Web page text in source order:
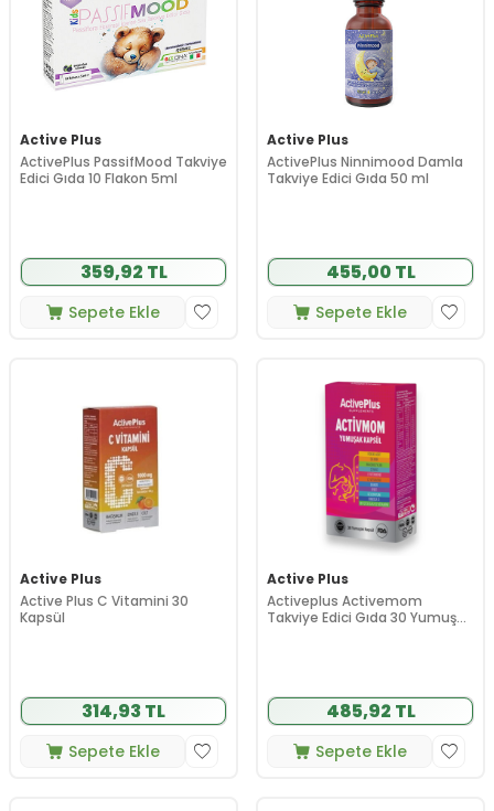
Active Plus
ActivePlus PassifMood Takviye
Edici Gıda 10 Flakon 5ml
359,92 TL
Sepete Ekle
Active Plus
ActivePlus Ninnimood Damla
Takviye Edici Gıda 50 ml
455,00 TL
Sepete Ekle
Active Plus
Active Plus C Vitamini 30
Kapsül
314,93 TL
Sepete Ekle
Active Plus
Activeplus Activemom
Takviye Edici Gıda 30 Yumuşak
485,92 TL
Sepete Ekle